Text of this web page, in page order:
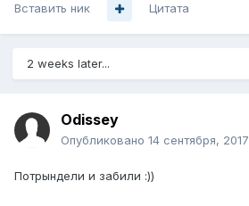
Вставить ник Цитата
2 weeks later...
Odissey
Опубликовано 14 сентября, 2017
Потрындели и забили :))